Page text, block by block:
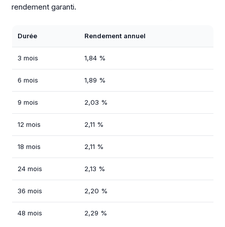
rendement garanti.
Durée Rendement annuel
3 mois 1,84 %
6 mois 1,89 %
9 mois 2,03 %
12 mois 2,11 %
18 mois 2,11 %
24 mois 2,13 %
36 mois 2,20 %
48 mois 2,29 %